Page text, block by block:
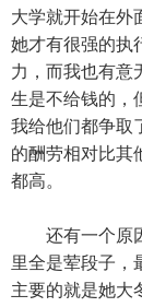
大学就开始在外
她才有很强的执
力，而我也有意
生是不给钱的，
我给他们都争取
的酬劳相对比其
都高。
还有一个原因
里全是荤段子，
主要的就是她大